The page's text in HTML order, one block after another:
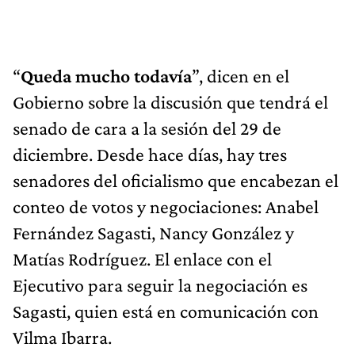
“Queda mucho todavía”, dicen en el
Gobierno sobre la discusión que tendrá el
senado de cara a la sesión del 29 de
diciembre. Desde hace días, hay tres
senadores del oficialismo que encabezan el
conteo de votos y negociaciones: Anabel
Fernández Sagasti, Nancy González y
Matías Rodríguez. El enlace con el
Ejecutivo para seguir la negociación es
Sagasti, quien está en comunicación con
Vilma Ibarra.